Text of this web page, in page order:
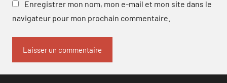
Enregistrer mon nom, mon e-mail et mon site dans le
navigateur pour mon prochain commentaire.